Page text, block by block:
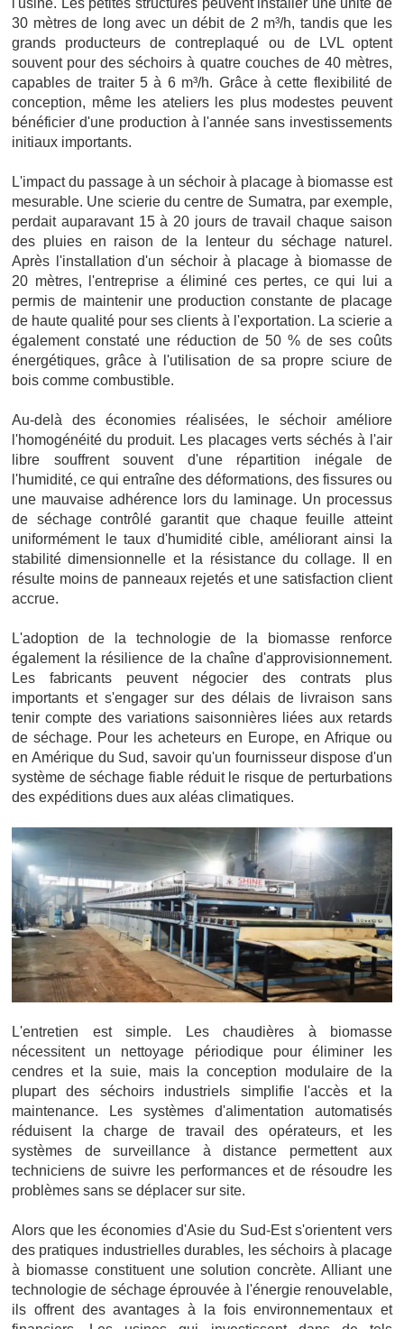
30 mètres de long avec un débit de 2 m³/h, tandis que les
grands producteurs de contreplaqué ou de LVL optent
souvent pour des séchoirs à quatre couches de 40 mètres,
capables de traiter 5 à 6 m³/h. Grâce à cette flexibilité de
conception, même les ateliers les plus modestes peuvent
bénéficier d'une production à l'année sans investissements
initiaux importants.
L'impact du passage à un séchoir à placage à biomasse est
mesurable. Une scierie du centre de Sumatra, par exemple,
perdait auparavant 15 à 20 jours de travail chaque saison
des pluies en raison de la lenteur du séchage naturel.
Après l'installation d'un séchoir à placage à biomasse de
20 mètres, l'entreprise a éliminé ces pertes, ce qui lui a
permis de maintenir une production constante de placage
de haute qualité pour ses clients à l'exportation. La scierie a
également constaté une réduction de 50 % de ses coûts
énergétiques, grâce à l'utilisation de sa propre sciure de
bois comme combustible.
Au-delà des économies réalisées, le séchoir améliore
l'homogénéité du produit. Les placages verts séchés à l'air
libre souffrent souvent d'une répartition inégale de
l'humidité, ce qui entraîne des déformations, des fissures ou
une mauvaise adhérence lors du laminage. Un processus
de séchage contrôlé garantit que chaque feuille atteint
uniformément le taux d'humidité cible, améliorant ainsi la
stabilité dimensionnelle et la résistance du collage. Il en
résulte moins de panneaux rejetés et une satisfaction client
accrue.
L'adoption de la technologie de la biomasse renforce
également la résilience de la chaîne d'approvisionnement.
Les fabricants peuvent négocier des contrats plus
importants et s'engager sur des délais de livraison sans
tenir compte des variations saisonnières liées aux retards
de séchage. Pour les acheteurs en Europe, en Afrique ou
en Amérique du Sud, savoir qu'un fournisseur dispose d'un
système de séchage fiable réduit le risque de perturbations
des expéditions dues aux aléas climatiques.
L'entretien est simple. Les chaudières à biomasse
nécessitent un nettoyage périodique pour éliminer les
cendres et la suie, mais la conception modulaire de la
plupart des séchoirs industriels simplifie l'accès et la
maintenance. Les systèmes d'alimentation automatisés
réduisent la charge de travail des opérateurs, et les
systèmes de surveillance à distance permettent aux
techniciens de suivre les performances et de résoudre les
problèmes sans se déplacer sur site.
Alors que les économies d'Asie du Sud-Est s'orientent vers
des pratiques industrielles durables, les séchoirs à placage
à biomasse constituent une solution concrète. Alliant une
technologie de séchage éprouvée à l'énergie renouvelable,
ils offrent des avantages à la fois environnementaux et